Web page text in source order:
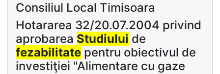
Consiliul Local Timisoara
Hotararea 32/20.07.2004 privind
aprobarea Studiului de
fezabilitate pentru obiectivul de
investiţiei "Alimentare cu gaze